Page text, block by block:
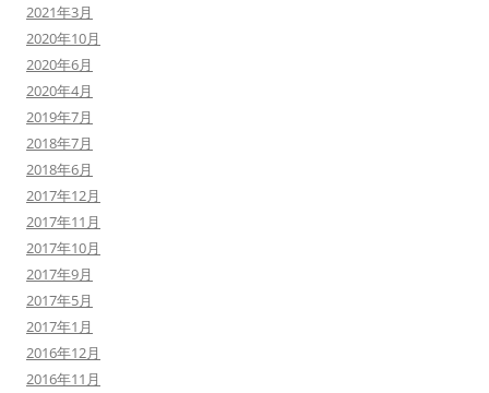
2021年3月
2020年10月
2020年6月
2020年4月
2019年7月
2018年7月
2018年6月
2017年12月
2017年11月
2017年10月
2017年9月
2017年5月
2017年1月
2016年12月
2016年11月